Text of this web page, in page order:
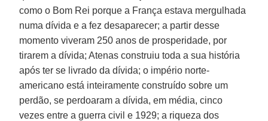
como o Bom Rei porque a França estava mergulhada
numa dívida e a fez desaparecer; a partir desse
momento viveram 250 anos de prosperidade, por
tirarem a dívida; Atenas construiu toda a sua história
após ter se livrado da dívida; o império norte-
americano está inteiramente construído sobre um
perdão, se perdoaram a dívida, em média, cinco
vezes entre a guerra civil e 1929; a riqueza dos